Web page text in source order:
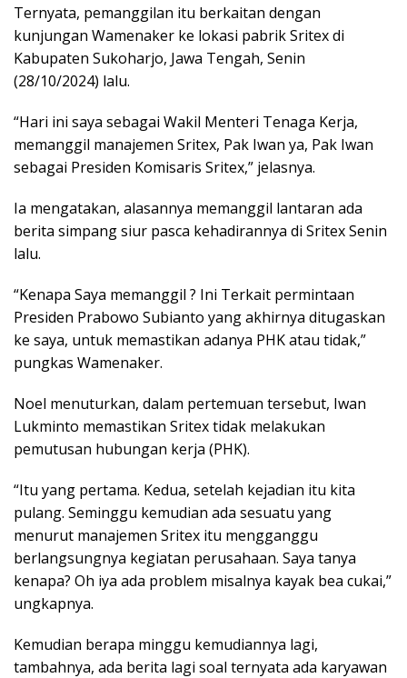
Ternyata, pemanggilan itu berkaitan dengan
kunjungan Wamenaker ke lokasi pabrik Sritex di
Kabupaten Sukoharjo, Jawa Tengah, Senin
(28/10/2024) lalu.
“Hari ini saya sebagai Wakil Menteri Tenaga Kerja,
memanggil manajemen Sritex, Pak Iwan ya, Pak Iwan
sebagai Presiden Komisaris Sritex,” jelasnya.
Ia mengatakan, alasannya memanggil lantaran ada
berita simpang siur pasca kehadirannya di Sritex Senin
lalu.
“Kenapa Saya memanggil ? Ini Terkait permintaan
Presiden Prabowo Subianto yang akhirnya ditugaskan
ke saya, untuk memastikan adanya PHK atau tidak,”
pungkas Wamenaker.
Noel menuturkan, dalam pertemuan tersebut, Iwan
Lukminto memastikan Sritex tidak melakukan
pemutusan hubungan kerja (PHK).
“Itu yang pertama. Kedua, setelah kejadian itu kita
pulang. Seminggu kemudian ada sesuatu yang
menurut manajemen Sritex itu mengganggu
berlangsungnya kegiatan perusahaan. Saya tanya
kenapa? Oh iya ada problem misalnya kayak bea cukai,”
ungkapnya.
Kemudian berapa minggu kemudiannya lagi,
tambahnya, ada berita lagi soal ternyata ada karyawan